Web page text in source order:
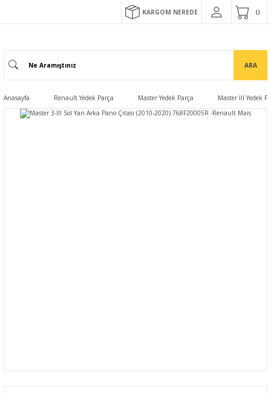
KARGOM NEREDE
ARA
Anasayfa Renault Yedek Parça Master Yedek Parça Master III Yedek